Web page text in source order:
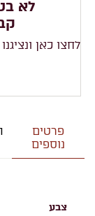
לא
לחצו כאן
פרטים
נוספים
צבע